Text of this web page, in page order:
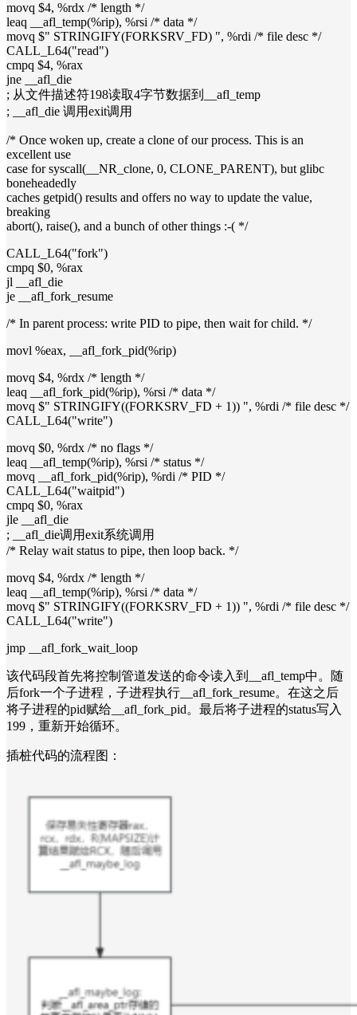
movq $4, %rdx /* length */
leaq __afl_temp(%rip), %rsi /* data */
movq $" STRINGIFY(FORKSRV_FD) ", %rdi /* file desc */
CALL_L64("read")
cmpq $4, %rax
jne __afl_die
; 从文件描述符198读取4字节数据到__afl_temp
; __afl_die 调用exit调用
/* Once woken up, create a clone of our process. This is an
excellent use
case for syscall(__NR_clone, 0, CLONE_PARENT), but glibc
boneheadedly
caches getpid() results and offers no way to update the value,
breaking
abort(), raise(), and a bunch of other things :-( */
CALL_L64("fork")
cmpq $0, %rax
jl __afl_die
je __afl_fork_resume
/* In parent process: write PID to pipe, then wait for child. */
movl %eax, __afl_fork_pid(%rip)
movq $4, %rdx /* length */
leaq __afl_fork_pid(%rip), %rsi /* data */
movq $" STRINGIFY((FORKSRV_FD + 1)) ", %rdi /* file desc */
CALL_L64("write")
movq $0, %rdx /* no flags */
leaq __afl_temp(%rip), %rsi /* status */
movq __afl_fork_pid(%rip), %rdi /* PID */
CALL_L64("waitpid")
cmpq $0, %rax
jle __afl_die
; __afl_die调用exit系统调用
/* Relay wait status to pipe, then loop back. */
movq $4, %rdx /* length */
leaq __afl_temp(%rip), %rsi /* data */
movq $" STRINGIFY((FORKSRV_FD + 1)) ", %rdi /* file desc */
CALL_L64("write")
jmp __afl_fork_wait_loop
该代码段首先将控制管道发送的命令读入到__afl_temp中。随
后fork一个子进程，子进程执行__afl_fork_resume。在这之后
将子进程的pid赋给__afl_fork_pid。最后将子进程的status写入
199，重新开始循环。
插桩代码的流程图：